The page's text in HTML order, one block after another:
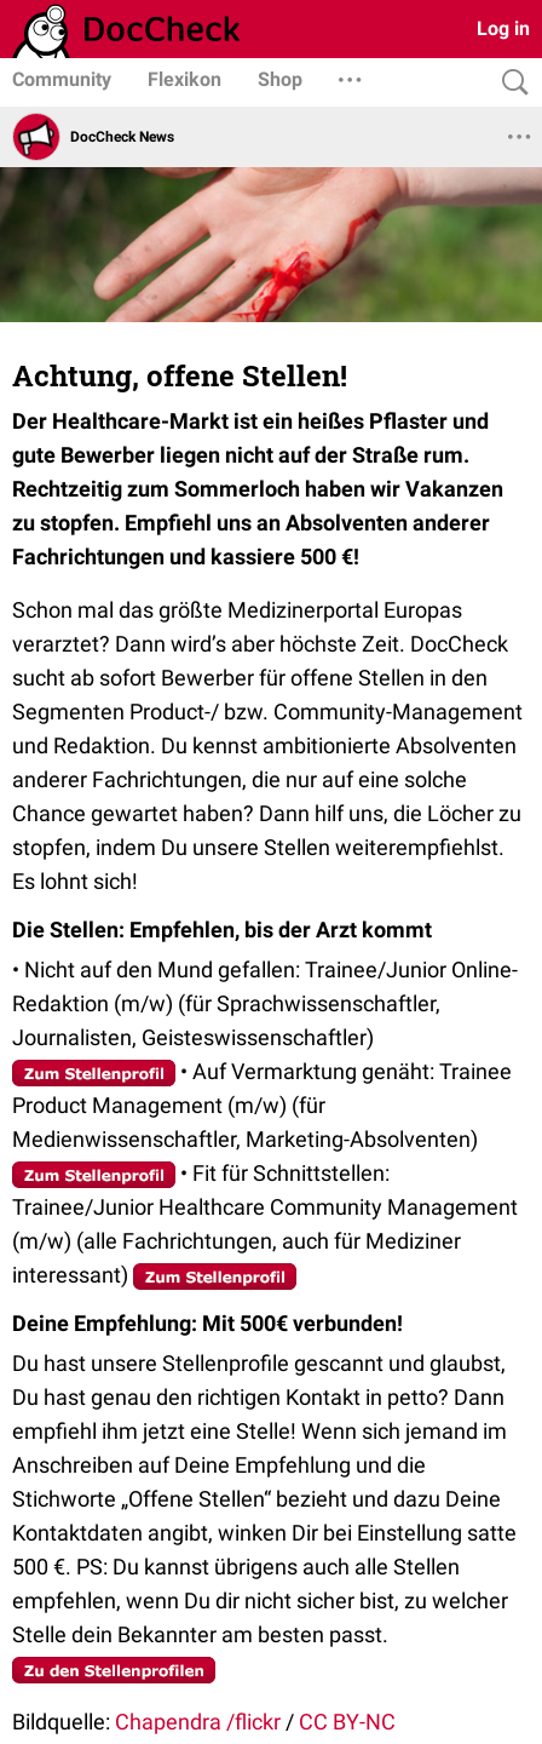
Log in
Community Flexikon Shop
DocCheck News
Achtung, offene Stellen!
Der Healthcare-Markt ist ein heißes Pflaster und
gute Bewerber liegen nicht auf der Straße rum.
Rechtzeitig zum Sommerloch haben wir Vakanzen
zu stopfen. Empfiehl uns an Absolventen anderer
Fachrichtungen und kassiere 500 €!
Schon mal das größte Medizinerportal Europas
verarztet? Dann wird’s aber höchste Zeit. DocCheck
sucht ab sofort Bewerber für offene Stellen in den
Segmenten Product-/ bzw. Community-Management
und Redaktion. Du kennst ambitionierte Absolventen
anderer Fachrichtungen, die nur auf eine solche
Chance gewartet haben? Dann hilf uns, die Löcher zu
stopfen, indem Du unsere Stellen weiterempfiehlst.
Es lohnt sich!
Die Stellen: Empfehlen, bis der Arzt kommt
• Nicht auf den Mund gefallen: Trainee/Junior Online-
Redaktion (m/w) (für Sprachwissenschaftler,
Journalisten, Geisteswissenschaftler)
• Auf Vermarktung genäht: Trainee
Product Management (m/w) (für
Medienwissenschaftler, Marketing-Absolventen)
• Fit für Schnittstellen:
Trainee/Junior Healthcare Community Management
(m/w) (alle Fachrichtungen, auch für Mediziner
interessant)
Deine Empfehlung: Mit 500€ verbunden!
Du hast unsere Stellenprofile gescannt und glaubst,
Du hast genau den richtigen Kontakt in petto? Dann
empfiehl ihm jetzt eine Stelle! Wenn sich jemand im
Anschreiben auf Deine Empfehlung und die
Stichworte „Offene Stellen“ bezieht und dazu Deine
Kontaktdaten angibt, winken Dir bei Einstellung satte
500 €. PS: Du kannst übrigens auch alle Stellen
empfehlen, wenn Du dir nicht sicher bist, zu welcher
Stelle dein Bekannter am besten passt.
Bildquelle: Chapendra /flickr / CC BY-NC